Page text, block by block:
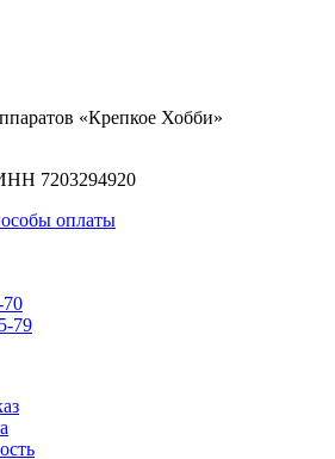
«Крепкое Хобби»
7203294920
70
79